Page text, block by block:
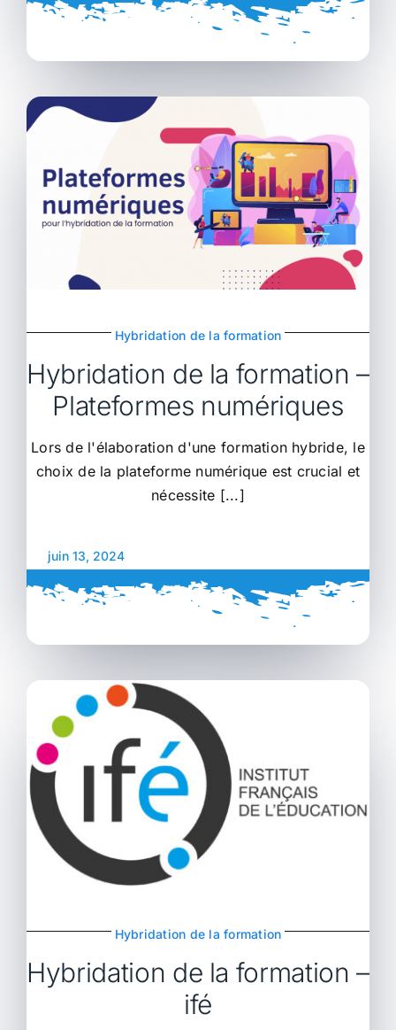
Hybridation de la formation
Hybridation de la formation –
Plateformes numériques
Lors de l'élaboration d'une formation hybride, le
choix de la plateforme numérique est crucial et
nécessite [...]
juin 13, 2024
Hybridation de la formation
Hybridation de la formation –
ifé